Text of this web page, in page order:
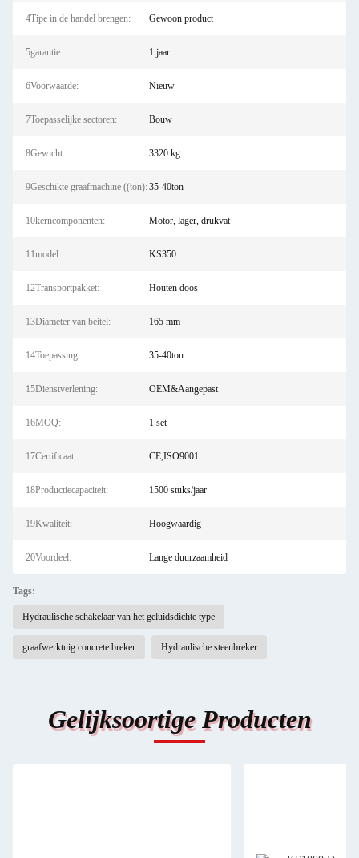
4Tipe in de handel brengen: Gewoon product
5garantie: 1 jaar
6Voorwaarde: Nieuw
7Toepasselijke sectoren: Bouw
8Gewicht: 3320 kg
9Geschikte graafmachine ((ton):35-40ton
10kerncomponenten: Motor, lager, drukvat
11model: KS350
12Transportpakket: Houten doos
13Diameter van beitel: 165 mm
14Toepassing: 35-40ton
15Dienstverlening: OEM&Aangepast
16MOQ: 1 set
17Certificaat: CE,ISO9001
18Productiecapaciteit: 1500 stuks/jaar
19Kwaliteit: Hoogwaardig
20Voordeel: Lange duurzaamheid
Tags:
Hydraulische schakelaar van het geluidsdichte type
graafwerktuig concrete breker Hydraulische steenbreker
Gelijksoortige Producten